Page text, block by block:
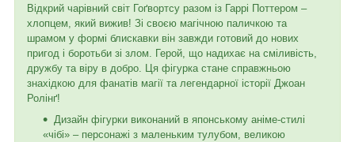
Відкрий чарівний світ Гоґвортсу разом із Гаррі Поттером –
хлопцем, який вижив! Зі своєю магічною паличкою та
шрамом у формі блискавки він завжди готовий до нових
пригод і боротьби зі злом. Герой, що надихає на сміливість,
дружбу та віру в добро. Ця фігурка стане справжньою
знахідкою для фанатів магії та легендарної історії Джоан
Ролінґ!
Дизайн фігурки виконаний в японському аніме-стилі
«чібі» – персонажі з маленьким тулубом, великою